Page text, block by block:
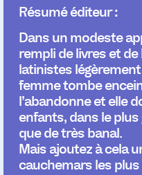
Résumé éditeur:
Dans un modeste
rempli de livres et
latinistes
femme tombe
l’abandonne et elle
enfants, dans le
que de très banal.
Mais ajoutez à cela
cauchemars les